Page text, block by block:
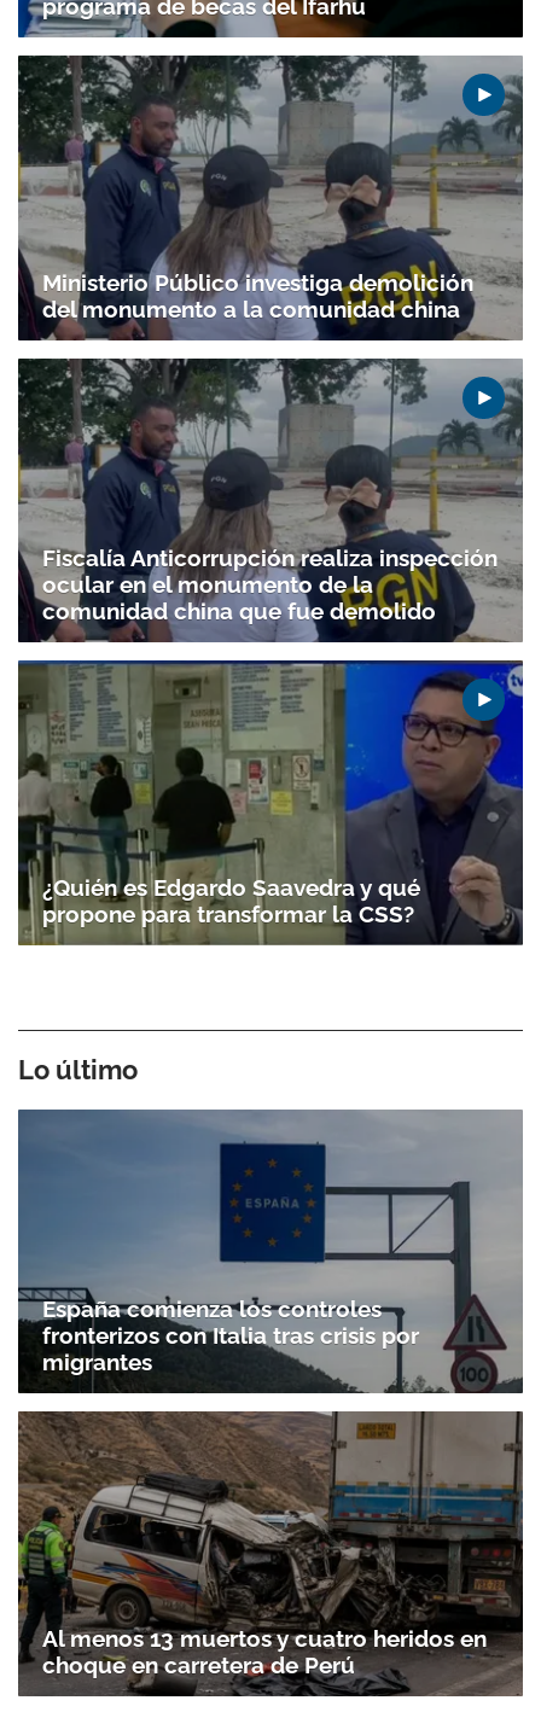
Gracias por suscribirte a nuestro boletín.
ACEPTAR
programa de becas del Ifarhu
Ministerio Público investiga demolición
del monumento a la comunidad china
Fiscalía Anticorrupción realiza inspección
ocular en el monumento de la
comunidad china que fue demolido
¿Quién es Edgardo Saavedra y qué
propone para transformar la CSS?
Lo último
España comienza los controles
fronterizos con Italia tras crisis por
migrantes
Al menos 13 muertos y cuatro heridos en
choque en carretera de Perú